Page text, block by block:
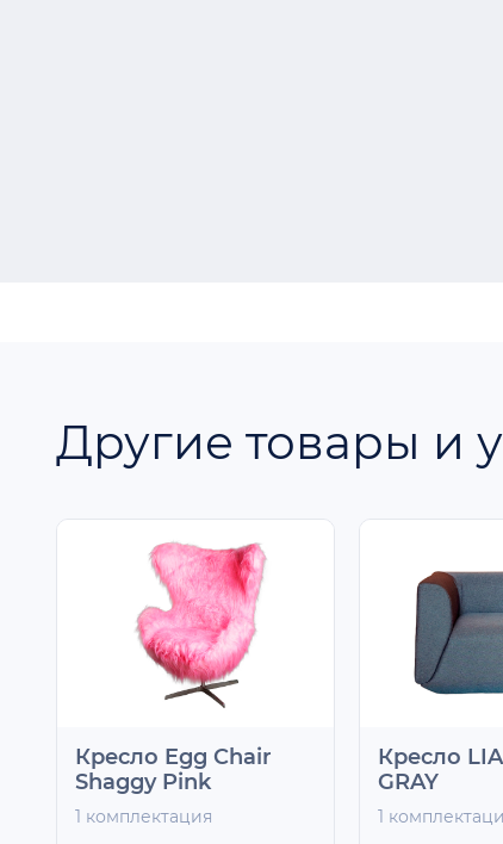
Другие товары и
Кресло Egg Chair
Shaggy Pink
1 комплектация
Кресло
GRAY
1